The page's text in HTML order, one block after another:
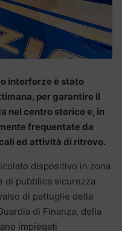
interforze è stato
per garantire il
nel centro storico e, in
frequentate da
ed attività di ritrovo.
dispositivo in zona
di pubblica sicurezza
di pattuglie della
di Finanza, della
impiegati